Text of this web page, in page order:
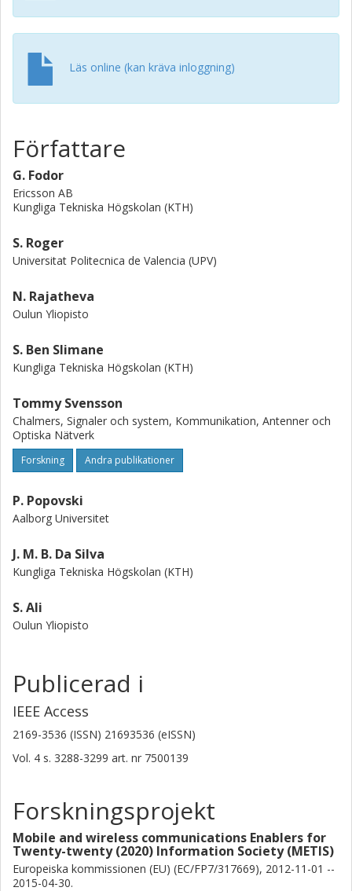
Läs online (kan kräva inloggning)
Författare
G. Fodor
Ericsson AB
Kungliga Tekniska Högskolan (KTH)
S. Roger
Universitat Politecnica de Valencia (UPV)
N. Rajatheva
Oulun Yliopisto
S. Ben Slimane
Kungliga Tekniska Högskolan (KTH)
Tommy Svensson
Chalmers, Signaler och system, Kommunikation, Antenner och
Optiska Nätverk
Forskning Andra publikationer
P. Popovski
Aalborg Universitet
J. M. B. Da Silva
Kungliga Tekniska Högskolan (KTH)
S. Ali
Oulun Yliopisto
Publicerad i
IEEE Access
2169-3536 (ISSN) 21693536 (eISSN)
Vol. 4 s. 3288-3299 art. nr 7500139
Forskningsprojekt
Mobile and wireless communications Enablers for
Twenty-twenty (2020) Information Society (METIS)
Europeiska kommissionen (EU) (EC/FP7/317669), 2012-11-01 --
2015-04-30.